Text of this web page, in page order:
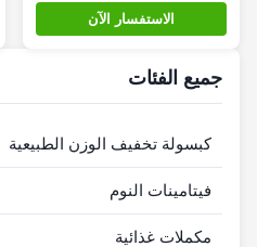
الاستفسار الآن
جميع الفئات
كبسولة تخفيف الوزن الطبيعية
فيتامينات النوم
مكملات غذائية